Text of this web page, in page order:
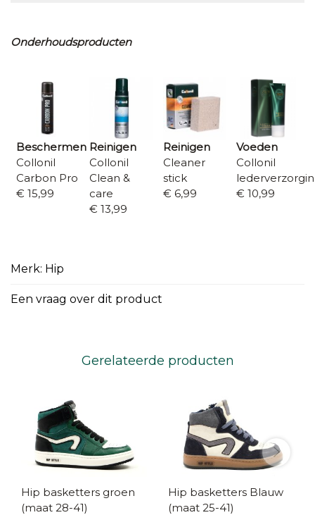
Onderhoudsproducten
Beschermen
Collonil
Carbon Pro
€ 15,99
Reinigen
Collonil
Clean &
care
€ 13,99
Reinigen
Cleaner
stick
€ 6,99
Voeden
Collonil
€ 10,99
Merk: Hip
Een vraag over dit product
Gerelateerde producten
Hip basketters groen
(maat 28-41)
Hip basketters Blauw
(maat 25-41)